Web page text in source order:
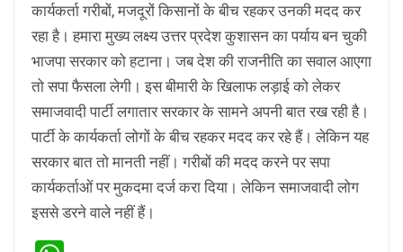
कार्यकर्ता गरीबों, मजदूरों किसानों के बीच रहकर उनकी मदद कर
रहा है। हमारा मुख्य लक्ष्य उत्तर प्रदेश कुशासन का पर्याय बन चुकी
भाजपा सरकार को हटाना। जब देश की राजनीति का सवाल आएगा
तो सपा फैसला लेगी। इस बीमारी के खिलाफ लड़ाई को लेकर
समाजवादी पार्टी लगातार सरकार के सामने अपनी बात रख रही है।
पार्टी के कार्यकर्ता लोगों के बीच रहकर मदद कर रहे हैं। लेकिन यह
सरकार बात तो मानती नहीं। गरीबों की मदद करने पर सपा
कार्यकर्ताओं पर मुकदमा दर्ज करा दिया। लेकिन समाजवादी लोग
इससे डरने वाले नहीं हैं।